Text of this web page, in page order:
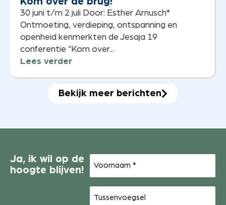
30 juni t/m 2 juli Door: Esther Arnusch*
Ontmoeting, verdieping, ontspanning en
openheid kenmerkten de Jesaja 19
conferentie “Kom over...
Lees verder
Bekijk meer berichten
Ja, ik wil op de
hoogte blijven!
Voornaam
Tussenvoegsel